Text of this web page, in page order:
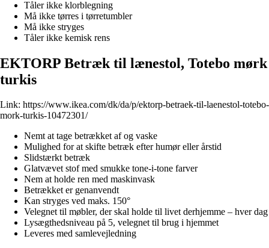
Tåler ikke klorblegning
Må ikke tørres i tørretumbler
Må ikke stryges
Tåler ikke kemisk rens
EKTORP Betræk til lænestol, Totebo mørk
turkis
Link: https://www.ikea.com/dk/da/p/ektorp-betraek-til-laenestol-totebo-
mork-turkis-10472301/
Nemt at tage betrækket af og vaske
Mulighed for at skifte betræk efter humør eller årstid
Slidstærkt betræk
Glatvævet stof med smukke tone-i-tone farver
Nem at holde ren med maskinvask
Betrækket er genanvendt
Kan stryges ved maks. 150°
Velegnet til møbler, der skal holde til livet derhjemme – hver dag
Lysægthedsniveau på 5, velegnet til brug i hjemmet
Leveres med samlevejledning